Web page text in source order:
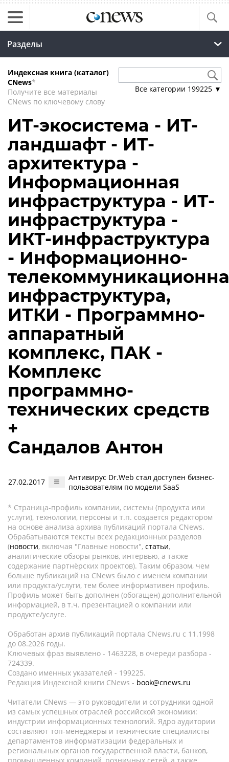
Разделы
Индексная книга (каталог)
CNews*
Получите все материалы
CNews по ключевому слову
Все категории 199225 ▼
ИТ-экосистема - ИТ-
ландшафт - ИТ-
архитектура -
Информационная
инфраструктура - ИТ-
инфраструктура -
ИКТ-инфраструктура
- Информационно-
инфраструктура,
ИТКИ - Программно-
аппаратный
комплекс, ПАК -
Комплекс
программно-
технических средств
+
Сандалов Антон
27.02.2017
Антивирус Dr.Web стал доступен бизнес-
пользователям по модели SaaS
* Страница-профиль компании, системы (продукта или
услуги), технологии, персоны и т.п. создается редактором
на основе анализа архива публикаций портала CNews.
Обрабатываются тексты всех редакционных разделов
(новости, включая "Главные новости", статьи,
аналитические обзоры рынков, интервью, а также
содержание партнёрских проектов). Таким образом, чем
больше публикаций на CNews было с именем компании
или продукта/услуги, тем более информативен профиль.
Профиль может быть дополнен (обогащен) дополнительной
информацией, в т.ч. презентацией о компании или
продукте/услуге.
Обработан архив публикаций портала CNews.ru c 11.1998
до 08.2026 годы.
Ключевых фраз выявлено - 1463228, в очереди разбора -
724339.
Создано именных указателей - 199225.
Редакция Индексной книги CNews - book@cnews.ru
Читатели CNews — это руководители и сотрудники одной
из самых успешных отраслей российской экономики:
индустрии информационных технологий. Ядро аудитории
составляют топ-менеджеры и технические специалисты
департаментов информатизации федеральных и
региональных органов государственной власти, банков,